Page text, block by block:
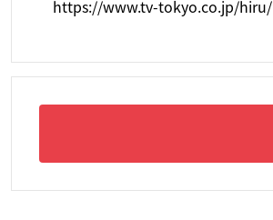
https://www.tv-tokyo.co.jp/hiru/